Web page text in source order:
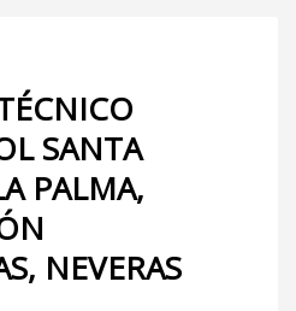
SANTA
PALMA,
NEVERAS